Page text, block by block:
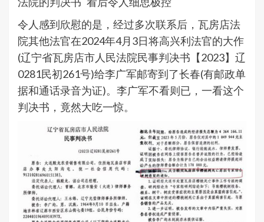
令人感到欣慰的是，经过多次联系后，瓦房店法
院其他法官在2024年4月3日将高兴利法官的大作
(辽宁省瓦房店市人民法院民事判决书【2023】辽
0281民初261号)给李广军邮寄到了长春(有邮政单
据和通话录音为证)。李广军不看则已，一看这个
判决书，竟然大吃一惊。